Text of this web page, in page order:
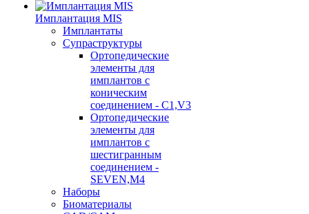
Имплантация MIS
Имплантаты
Супраструктуры
Ортопедические
элементы для
имплантов с
коническим
соединением - C1,V3
Ортопедические
элементы для
имплантов с
шестигранным
соединением -
SEVEN,M4
Наборы
Биоматериалы